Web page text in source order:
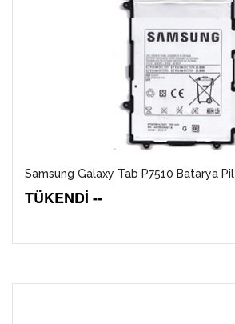
Samsung Galaxy Tab P7510 Batarya Pil
TÜKENDİ --